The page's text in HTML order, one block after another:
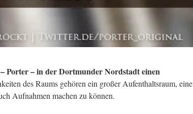
Porter – in der Dortmunder Nordstadt einen
des Raums gehören ein großer Aufenthaltsraum, eine
Aufnahmen machen zu können.